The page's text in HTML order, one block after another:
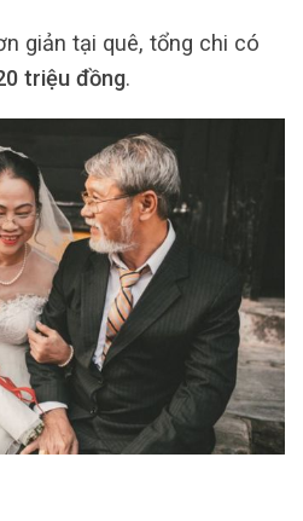
giản tại quê, tổng chi có
triệu đồng.